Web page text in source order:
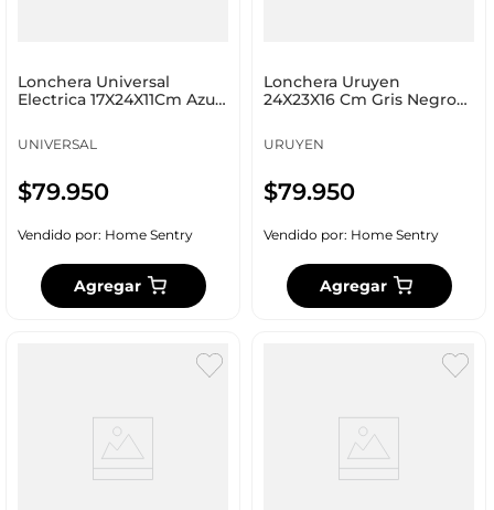
Lonchera Universal
Electrica 17X24X11Cm Azul
UNIVERSAL
$79.950
Vendido por: Home Sentry
Agregar
Lonchera Uruyen
24X23X16 Cm Gris Negro
URUYEN
$79.950
Vendido por: Home Sentry
Agregar